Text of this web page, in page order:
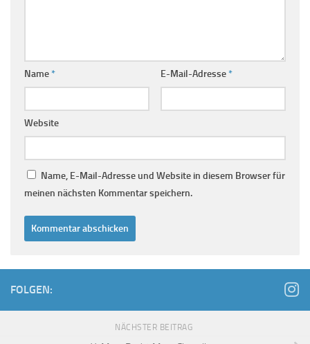
Name* E-Mail-Adresse*
Website
Name, E-Mail-Adresse und Website in diesem Browser für
meinen nächsten Kommentar speichern.
FOLGEN:
NÄCHSTER BEITRAG